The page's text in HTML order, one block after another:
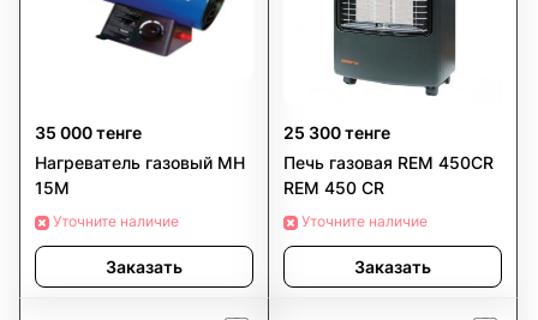
35 000 тенге
Нагреватель газовый MH
15М
Уточните наличие
Заказать
25 300 тенге
Печь газовая REM 450CR
REM 450 CR
Уточните наличие
Заказать